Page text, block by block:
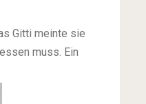
Gitti meinte sie
muss. Ein